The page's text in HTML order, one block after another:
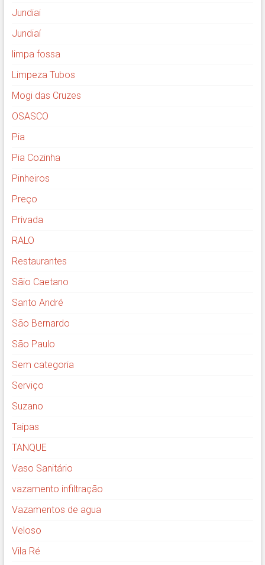
Jundiai
Jundiaí
limpa fossa
Limpeza Tubos
Mogi das Cruzes
OSASCO
Pia
Pia Cozinha
Pinheiros
Preço
Privada
RALO
Restaurantes
Sãio Caetano
Santo André
São Bernardo
São Paulo
Sem categoria
Serviço
Suzano
Taipas
TANQUE
Vaso Sanitário
vazamento infiltração
Vazamentos de agua
Veloso
Vila Ré